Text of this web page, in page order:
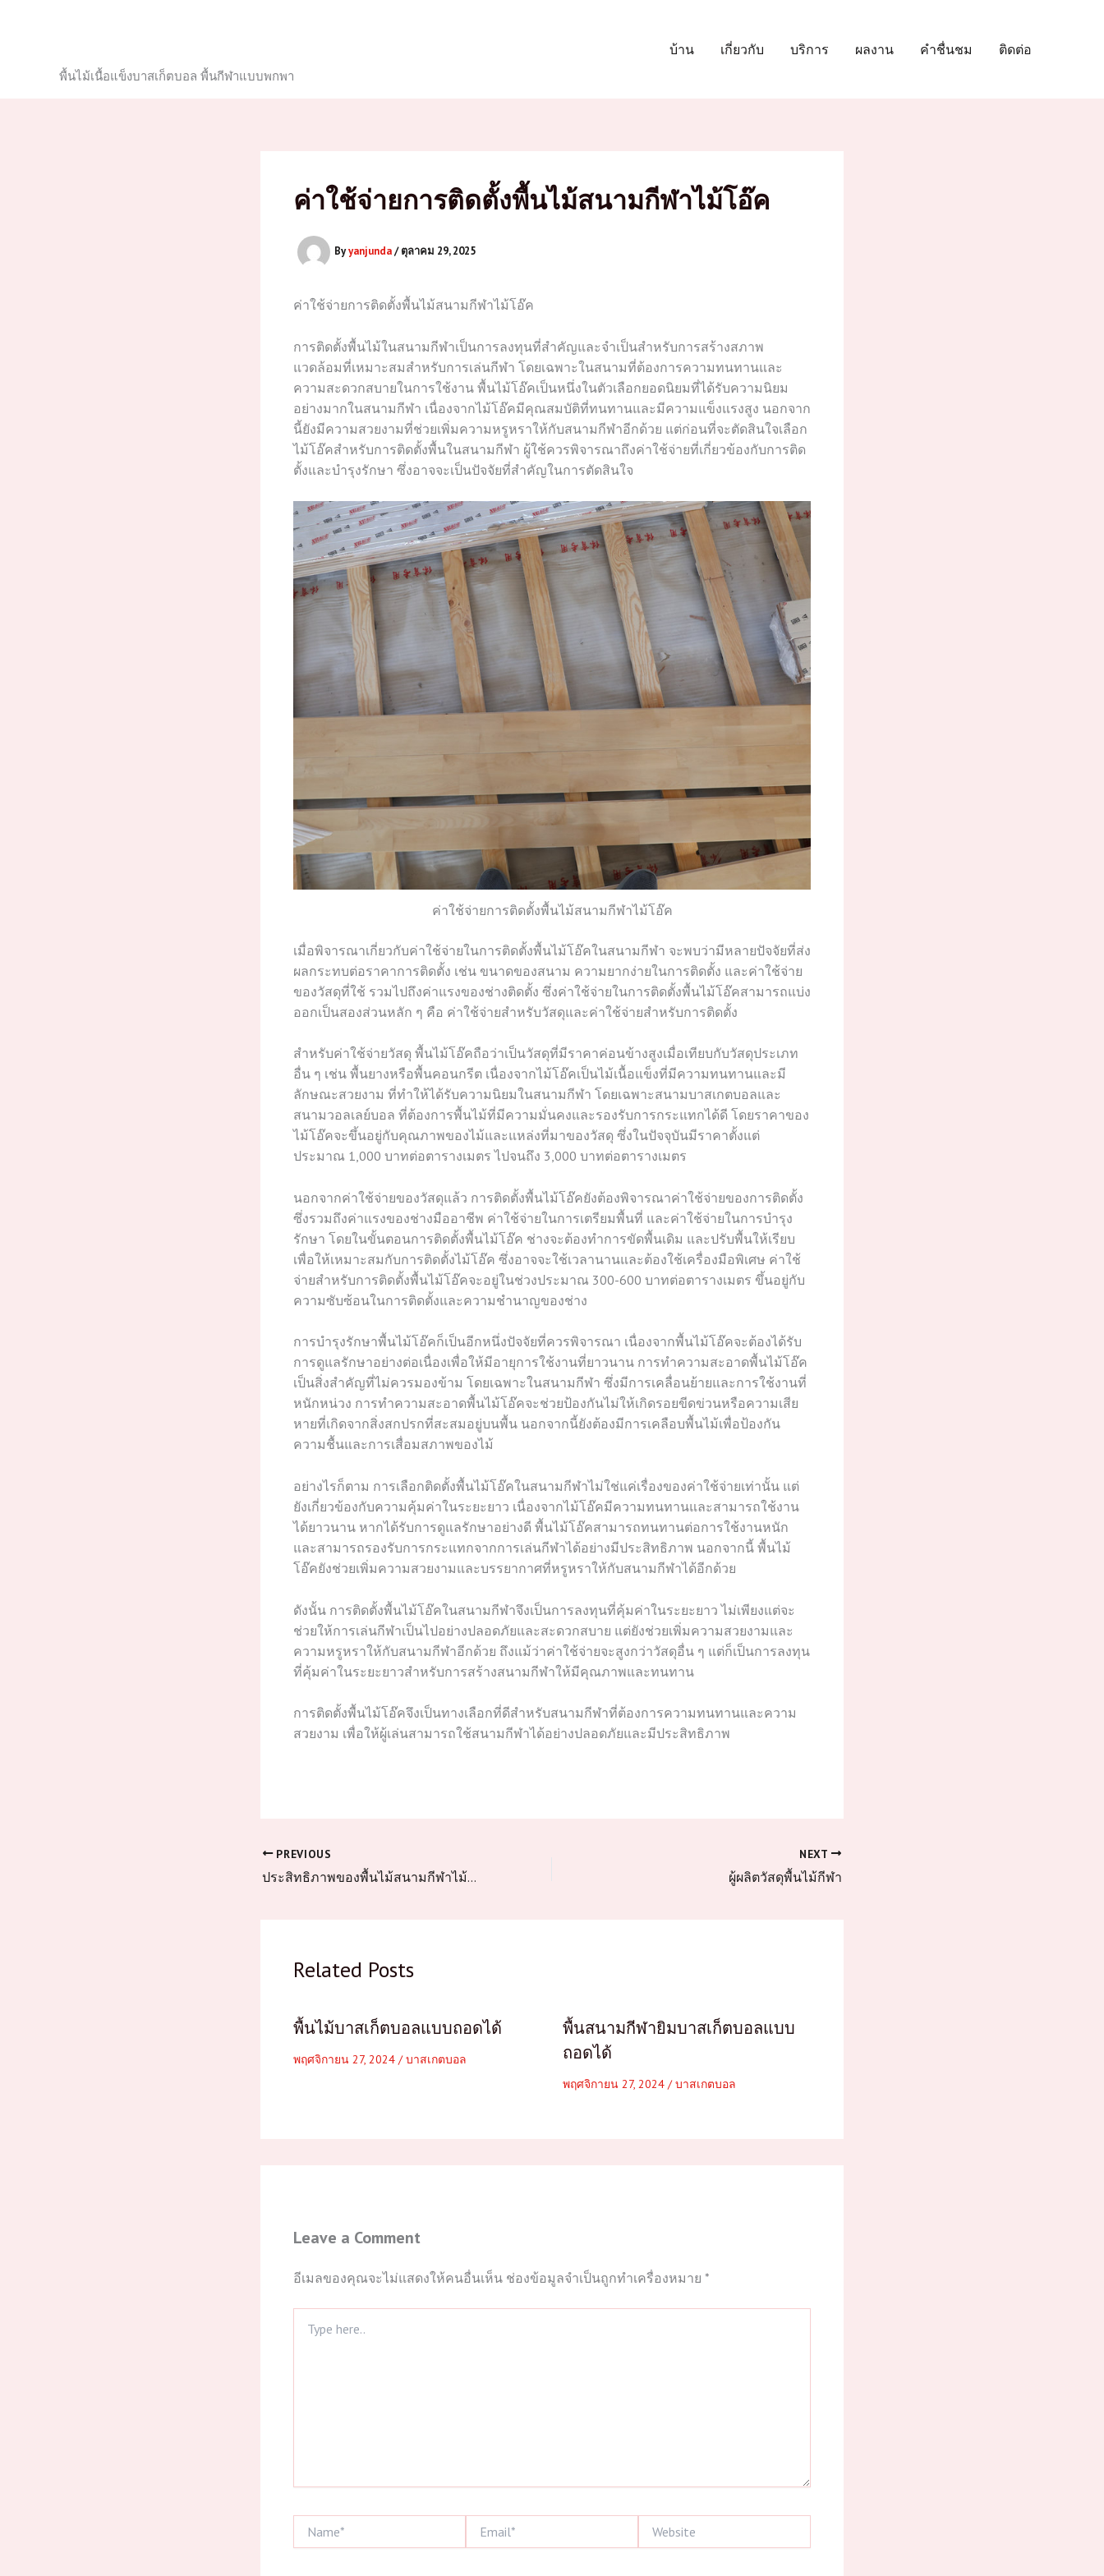
พื้นไม้เนื้อแข็งบาสเก็ตบอล พื้นกีฬาแบบพกพา
บ้าน เกี่ยวกับ บริการ ผลงาน คำชื่นชม ติดต่อ
ค่าใช้จ่ายการติดตั้งพื้นไม้สนามกีฬาไม้โอ๊ค
Byyanjunda/ตุลาคม 29, 2025
ค่าใช้จ่ายการติดตั้งพื้นไม้สนามกีฬาไม้โอ๊ค
การติดตั้งพื้นไม้ในสนามกีฬาเป็นการลงทุนที่สำคัญและจำเป็นสำหรับการสร้างสภาพ
แวดล้อมที่เหมาะสมสำหรับการเล่นกีฬา โดยเฉพาะในสนามที่ต้องการความทนทานและ
ความสะดวกสบายในการใช้งาน พื้นไม้โอ๊คเป็นหนึ่งในตัวเลือกยอดนิยมที่ได้รับความนิยม
อย่างมากในสนามกีฬา เนื่องจากไม้โอ๊คมีคุณสมบัติที่ทนทานและมีความแข็งแรงสูง นอกจาก
นี้ยังมีความสวยงามที่ช่วยเพิ่มความหรูหราให้กับสนามกีฬาอีกด้วย แต่ก่อนที่จะตัดสินใจเลือก
ไม้โอ๊คสำหรับการติดตั้งพื้นในสนามกีฬา ผู้ใช้ควรพิจารณาถึงค่าใช้จ่ายที่เกี่ยวข้องกับการติด
ตั้งและบำรุงรักษา ซึ่งอาจจะเป็นปัจจัยที่สำคัญในการตัดสินใจ
ค่าใช้จ่ายการติดตั้งพื้นไม้สนามกีฬาไม้โอ๊ค
เมื่อพิจารณาเกี่ยวกับค่าใช้จ่ายในการติดตั้งพื้นไม้โอ๊คในสนามกีฬา จะพบว่ามีหลายปัจจัยที่ส่ง
ผลกระทบต่อราคาการติดตั้ง เช่น ขนาดของสนาม ความยากง่ายในการติดตั้ง และค่าใช้จ่าย
ของวัสดุที่ใช้ รวมไปถึงค่าแรงของช่างติดตั้ง ซึ่งค่าใช้จ่ายในการติดตั้งพื้นไม้โอ๊คสามารถแบ่ง
ออกเป็นสองส่วนหลัก ๆ คือ ค่าใช้จ่ายสำหรับวัสดุและค่าใช้จ่ายสำหรับการติดตั้ง
สำหรับค่าใช้จ่ายวัสดุ พื้นไม้โอ๊คถือว่าเป็นวัสดุที่มีราคาค่อนข้างสูงเมื่อเทียบกับวัสดุประเภท
อื่น ๆ เช่น พื้นยางหรือพื้นคอนกรีต เนื่องจากไม้โอ๊คเป็นไม้เนื้อแข็งที่มีความทนทานและมี
ลักษณะสวยงาม ที่ทำให้ได้รับความนิยมในสนามกีฬา โดยเฉพาะสนามบาสเกตบอลและ
สนามวอลเลย์บอล ที่ต้องการพื้นไม้ที่มีความมั่นคงและรองรับการกระแทกได้ดี โดยราคาของ
ไม้โอ๊คจะขึ้นอยู่กับคุณภาพของไม้และแหล่งที่มาของวัสดุ ซึ่งในปัจจุบันมีราคาตั้งแต่
ประมาณ 1,000 บาทต่อตารางเมตร ไปจนถึง 3,000 บาทต่อตารางเมตร
นอกจากค่าใช้จ่ายของวัสดุแล้ว การติดตั้งพื้นไม้โอ๊คยังต้องพิจารณาค่าใช้จ่ายของการติดตั้ง
ซึ่งรวมถึงค่าแรงของช่างมืออาชีพ ค่าใช้จ่ายในการเตรียมพื้นที่ และค่าใช้จ่ายในการบำรุง
รักษา โดยในขั้นตอนการติดตั้งพื้นไม้โอ๊ค ช่างจะต้องทำการขัดพื้นเดิม และปรับพื้นให้เรียบ
เพื่อให้เหมาะสมกับการติดตั้งไม้โอ๊ค ซึ่งอาจจะใช้เวลานานและต้องใช้เครื่องมือพิเศษ ค่าใช้
จ่ายสำหรับการติดตั้งพื้นไม้โอ๊คจะอยู่ในช่วงประมาณ 300-600 บาทต่อตารางเมตร ขึ้นอยู่กับ
ความซับซ้อนในการติดตั้งและความชำนาญของช่าง
การบำรุงรักษาพื้นไม้โอ๊คก็เป็นอีกหนึ่งปัจจัยที่ควรพิจารณา เนื่องจากพื้นไม้โอ๊คจะต้องได้รับ
การดูแลรักษาอย่างต่อเนื่องเพื่อให้มีอายุการใช้งานที่ยาวนาน การทำความสะอาดพื้นไม้โอ๊ค
เป็นสิ่งสำคัญที่ไม่ควรมองข้าม โดยเฉพาะในสนามกีฬา ซึ่งมีการเคลื่อนย้ายและการใช้งานที่
หนักหน่วง การทำความสะอาดพื้นไม้โอ๊คจะช่วยป้องกันไม่ให้เกิดรอยขีดข่วนหรือความเสีย
หายที่เกิดจากสิ่งสกปรกที่สะสมอยู่บนพื้น นอกจากนี้ยังต้องมีการเคลือบพื้นไม้เพื่อป้องกัน
ความชื้นและการเสื่อมสภาพของไม้
อย่างไรก็ตาม การเลือกติดตั้งพื้นไม้โอ๊คในสนามกีฬาไม่ใช่แค่เรื่องของค่าใช้จ่ายเท่านั้น แต่
ยังเกี่ยวข้องกับความคุ้มค่าในระยะยาว เนื่องจากไม้โอ๊คมีความทนทานและสามารถใช้งาน
ได้ยาวนาน หากได้รับการดูแลรักษาอย่างดี พื้นไม้โอ๊คสามารถทนทานต่อการใช้งานหนัก
และสามารถรองรับการกระแทกจากการเล่นกีฬาได้อย่างมีประสิทธิภาพ นอกจากนี้ พื้นไม้
โอ๊คยังช่วยเพิ่มความสวยงามและบรรยากาศที่หรูหราให้กับสนามกีฬาได้อีกด้วย
ดังนั้น การติดตั้งพื้นไม้โอ๊คในสนามกีฬาจึงเป็นการลงทุนที่คุ้มค่าในระยะยาว ไม่เพียงแต่จะ
ช่วยให้การเล่นกีฬาเป็นไปอย่างปลอดภัยและสะดวกสบาย แต่ยังช่วยเพิ่มความสวยงามและ
ความหรูหราให้กับสนามกีฬาอีกด้วย ถึงแม้ว่าค่าใช้จ่ายจะสูงกว่าวัสดุอื่น ๆ แต่ก็เป็นการลงทุน
ที่คุ้มค่าในระยะยาวสำหรับการสร้างสนามกีฬาให้มีคุณภาพและทนทาน
การติดตั้งพื้นไม้โอ๊คจึงเป็นทางเลือกที่ดีสำหรับสนามกีฬาที่ต้องการความทนทานและความ
สวยงาม เพื่อให้ผู้เล่นสามารถใช้สนามกีฬาได้อย่างปลอดภัยและมีประสิทธิภาพ
PREVIOUS
ประสิทธิภาพของพื้นไม้สนามกีฬาไม้โอ๊ค
NEXT
ผู้ผลิตวัสดุพื้นไม้กีฬา
Related Posts
พื้นไม้บาสเก็ตบอลแบบถอดได้
พฤศจิกายน 27, 2024 /บาสเกตบอล
พื้นสนามกีฬายิมบาสเก็ตบอลแบบ
ถอดได้
พฤศจิกายน 27, 2024 /บาสเกตบอล
Leave a Comment
อีเมลของคุณจะไม่แสดงให้คนอื่นเห็น ช่องข้อมูลจำเป็นถูกทำเครื่องหมาย *
here..